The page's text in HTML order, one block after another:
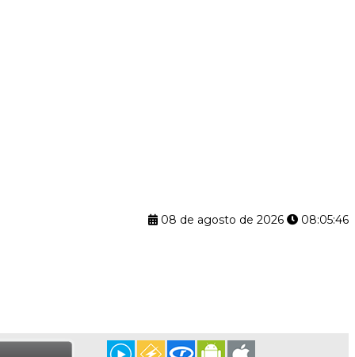
08 de agosto de 2026 08:05:47